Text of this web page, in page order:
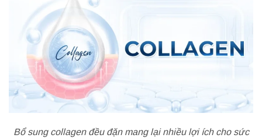
Bổ sung collagen đều đặn mang lại nhiều lợi ích cho sức